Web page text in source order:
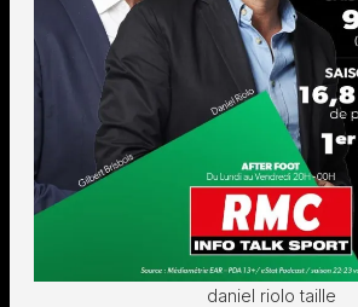
daniel riolo taille